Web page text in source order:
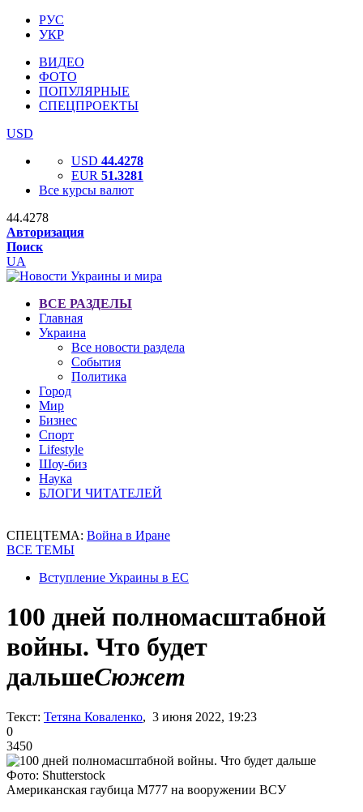
РУС
УКР
ВИДЕО
ФОТО
ПОПУЛЯРНЫЕ
СПЕЦПРОЕКТЫ
USD
USD 44.4278
EUR 51.3281
Все курсы валют
44.4278
Авторизация
Поиск
UA
ВСЕ РАЗДЕЛЫ
Главная
Украина
Все новости раздела
События
Политика
Город
Мир
Бизнес
Спорт
Lifestyle
Шоу-биз
Наука
БЛОГИ ЧИТАТЕЛЕЙ
СПЕЦТЕМА: Война в Иране
ВСЕ ТЕМЫ
Вступление Украины в ЕС
100 дней полномасштабной
войны. Что будет
дальшеСюжет
Текст: Тетяна Коваленко, 3 июня 2022, 19:23
0
3450
Фото: Shutterstock
Американская гаубица M777 на вооружении ВСУ